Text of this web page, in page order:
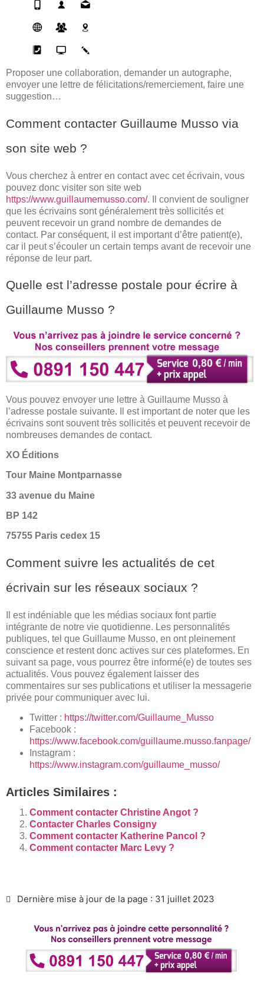
Proposer une collaboration, demander un autographe,
envoyer une lettre de félicitations/remerciement, faire une
suggestion…
Comment contacter Guillaume Musso via
son site web ?
Vous cherchez à entrer en contact avec cet écrivain, vous
pouvez donc visiter son site web
https://www.guillaumemusso.com/. Il convient de souligner
que les écrivains sont généralement très sollicités et
peuvent recevoir un grand nombre de demandes de
contact. Par conséquent, il est important d’être patient(e),
car il peut s’écouler un certain temps avant de recevoir une
réponse de leur part.
Quelle est l’adresse postale pour écrire à
Guillaume Musso ?
Vous pouvez envoyer une lettre à Guillaume Musso à
l’adresse postale suivante. Il est important de noter que les
écrivains sont souvent très sollicités et peuvent recevoir de
nombreuses demandes de contact.
XO Éditions
Tour Maine Montparnasse
33 avenue du Maine
BP 142
75755 Paris cedex 15
Comment suivre les actualités de cet
écrivain sur les réseaux sociaux ?
Il est indéniable que les médias sociaux font partie
intégrante de notre vie quotidienne. Les personnalités
publiques, tel que Guillaume Musso, en ont pleinement
conscience et restent donc actives sur ces plateformes. En
suivant sa page, vous pourrez être informé(e) de toutes ses
actualités. Vous pouvez également laisser des
commentaires sur ses publications et utiliser la messagerie
privée pour communiquer avec lui.
Twitter : https://twitter.com/Guillaume_Musso
Facebook :
https://www.facebook.com/guillaume.musso.fanpage/
Instagram :
https://www.instagram.com/guillaume_musso/
Articles Similaires :
Comment contacter Christine Angot ?
Contacter Charles Consigny
Comment contacter Katherine Pancol ?
Comment contacter Marc Levy ?
Dernière mise à jour de la page : 31 juillet 2023